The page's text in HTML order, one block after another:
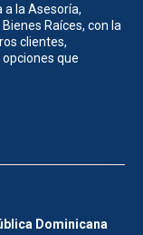
la Asesoría,
Raíces, con la
clientes,
que
Dominicana